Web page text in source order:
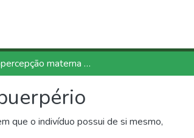
A Autopercepção materna no período de puerpério
que o indivíduo possui de si mesmo,